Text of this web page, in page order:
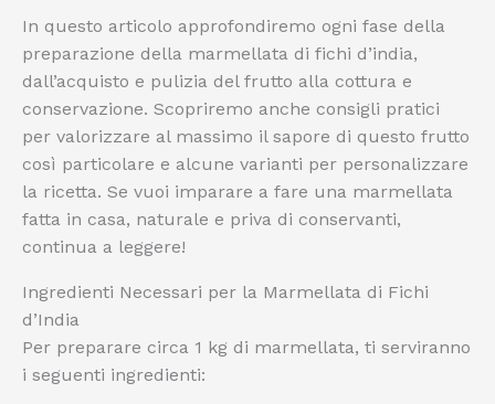
In questo articolo approfondiremo ogni fase della
preparazione della marmellata di fichi d’india,
dall’acquisto e pulizia del frutto alla cottura e
conservazione. Scopriremo anche consigli pratici
per valorizzare al massimo il sapore di questo frutto
così particolare e alcune varianti per personalizzare
la ricetta. Se vuoi imparare a fare una marmellata
fatta in casa, naturale e priva di conservanti,
continua a leggere!
Ingredienti Necessari per la Marmellata di Fichi
d’India
Per preparare circa 1 kg di marmellata, ti serviranno
i seguenti ingredienti: